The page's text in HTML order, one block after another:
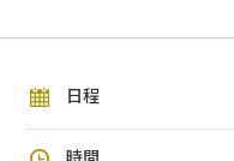
日程
時間